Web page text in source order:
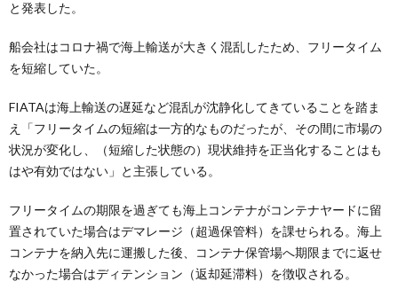
と発表した。
船会社はコロナ禍で海上輸送が大きく混乱したため、フリータイム
を短縮していた。
FIATAは海上輸送の遅延など混乱が沈静化してきていることを踏ま
え「フリータイムの短縮は一方的なものだったが、その間に市場の
状況が変化し、（短縮した状態の）現状維持を正当化することはも
はや有効ではない」と主張している。
フリータイムの期限を過ぎても海上コンテナがコンテナヤードに留
置されていた場合はデマレージ（超過保管料）を課せられる。海上
コンテナを納入先に運搬した後、コンテナ保管場へ期限までに返せ
なかった場合はディテンション（返却延滞料）を徴収される。